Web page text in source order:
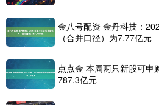
金八号配资 金丹科技：
（合并口径）为7.77亿元
点点金 本周两只新股可申
787.3亿元